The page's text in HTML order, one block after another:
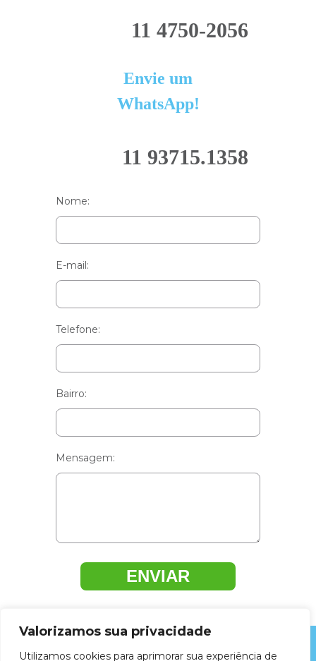
Valorizamos sua privacidade
Utilizamos cookies para aprimorar sua experiência de
11 4750-2056
Envie um
WhatsApp!
11 93715.1358
Nome:
E-mail:
Telefone:
Bairro:
Mensagem:
ENVIAR
ZELLUS LIMPEZA E HIGIENIZAÇÃO DE